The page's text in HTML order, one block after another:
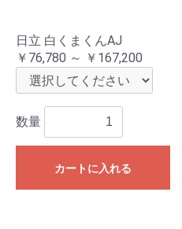
日立 白くまくんAJ
￥76,780 ～ ￥167,200
数量
カートに入れる